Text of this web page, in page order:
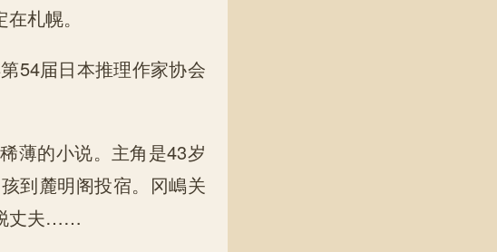
札幌。
54届日本推理作家协会
薄的小说。主角是43岁
到麓明阁投宿。冈嶋关
丈夫……